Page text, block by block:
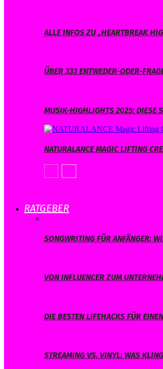
ALLE INFOS ZU „HEARTBREAK
ÜBER 333 ENTWEDER-ODER-
MUSIK-HIGHLIGHTS 2025: DIESE
NATURALANCE MAGIC LIFTING
RATGEBER
SONGWRITING FÜR ANFÄNGER:
VON INFLUENCER ZUM
DIE BESTEN LIFEHACKS FÜR
STREAMING VS. VINYL: WAS